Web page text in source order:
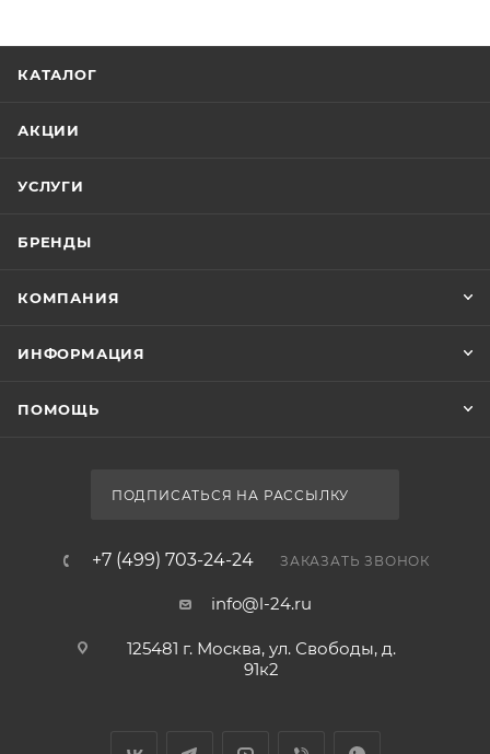
КАТАЛОГ
АКЦИИ
УСЛУГИ
БРЕНДЫ
КОМПАНИЯ
ИНФОРМАЦИЯ
ПОМОЩЬ
ПОДПИСАТЬСЯ НА РАССЫЛКУ
+7 (499) 703-24-24 ЗАКАЗАТЬ ЗВОНОК
info@l-24.ru
125481 г. Москва, ул. Свободы, д.
91к2